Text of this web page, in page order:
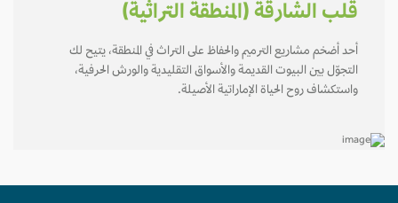
قلب الشارقة (المنطقة التراثية)
أحد أضخم مشاريع الترميم والحفاظ على التراث في المنطقة، يتيح لك
التجوّل بين البيوت القديمة والأسواق التقليدية والورش الحرفية،
واستكشاف روح الحياة الإماراتية الأصيلة.